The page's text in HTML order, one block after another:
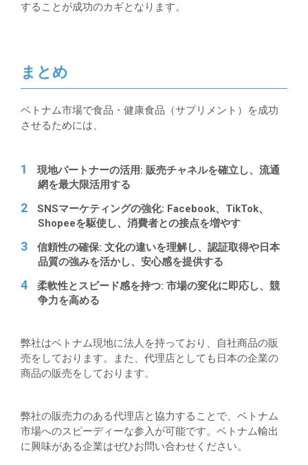
することが成功のカギとなります。
まとめ
ベトナム市場で食品・健康食品（サプリメント）を成功
させるためには、
現地パートナーの活用: 販売チャネルを確立し、流通
網を最大限活用する
SNSマーケティングの強化: Facebook、TikTok、
Shopeeを駆使し、消費者との接点を増やす
信頼性の確保: 文化の違いを理解し、認証取得や日本
品質の強みを活かし、安心感を提供する
柔軟性とスピード感を持つ: 市場の変化に即応し、競
争力を高める
弊社はベトナム現地に法人を持っており、自社商品の販
売をしております。また、代理店としても日本の企業の
商品の販売をしております。
弊社の販売力のある代理店と協力することで、ベトナム
市場へのスピーディーな参入が可能です。ベトナム輸出
に興味がある企業はぜひお問い合わせください。